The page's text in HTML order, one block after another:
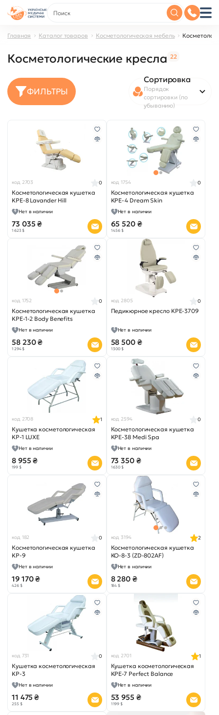
Главная Каталог товаров Косметологическая мебель
Косметологические кресла 22
ФИЛЬТРЫ
Сортировка
Порядок
сортировки (по
убыванию)
код 2703
Косметологическая кушетка
KPE-8 Lavander Hill
0
Нет в наличии
73 035 ₴
1 623 $
код 1754
Косметологическая кушетка
KPE-4 Dream Skin
0
Нет в наличии
65 520 ₴
1 456 $
код 1752
Косметологическая кушетка
KPE-1-2 Body Benefits
0
Нет в наличии
58 230 ₴
1 294 $
код 2805
Педикюрное кресло KPE-3709
0
Нет в наличии
58 500 ₴
1 300 $
код 2708
Кушетка косметологическая
KP-1 LUXE
1
Нет в наличии
8 955 ₴
199 $
код 2594
Косметологическая кушетка
KPE-38 Medi Spa
0
Нет в наличии
73 350 ₴
1 630 $
код 182
Косметологическая кушетка
KP-9
0
Нет в наличии
19 170 ₴
426 $
код 3194
Косметологическая кушетка
KO-8-3 (ZD-802AF)
2
Нет в наличии
8 280 ₴
184 $
код 731
Кушетка косметологическая
KP-3
0
Нет в наличии
11 475 ₴
255 $
код 2701
Кушетка косметологическая
KPE-7 Perfect Balance
1
Нет в наличии
53 955 ₴
1 199 $